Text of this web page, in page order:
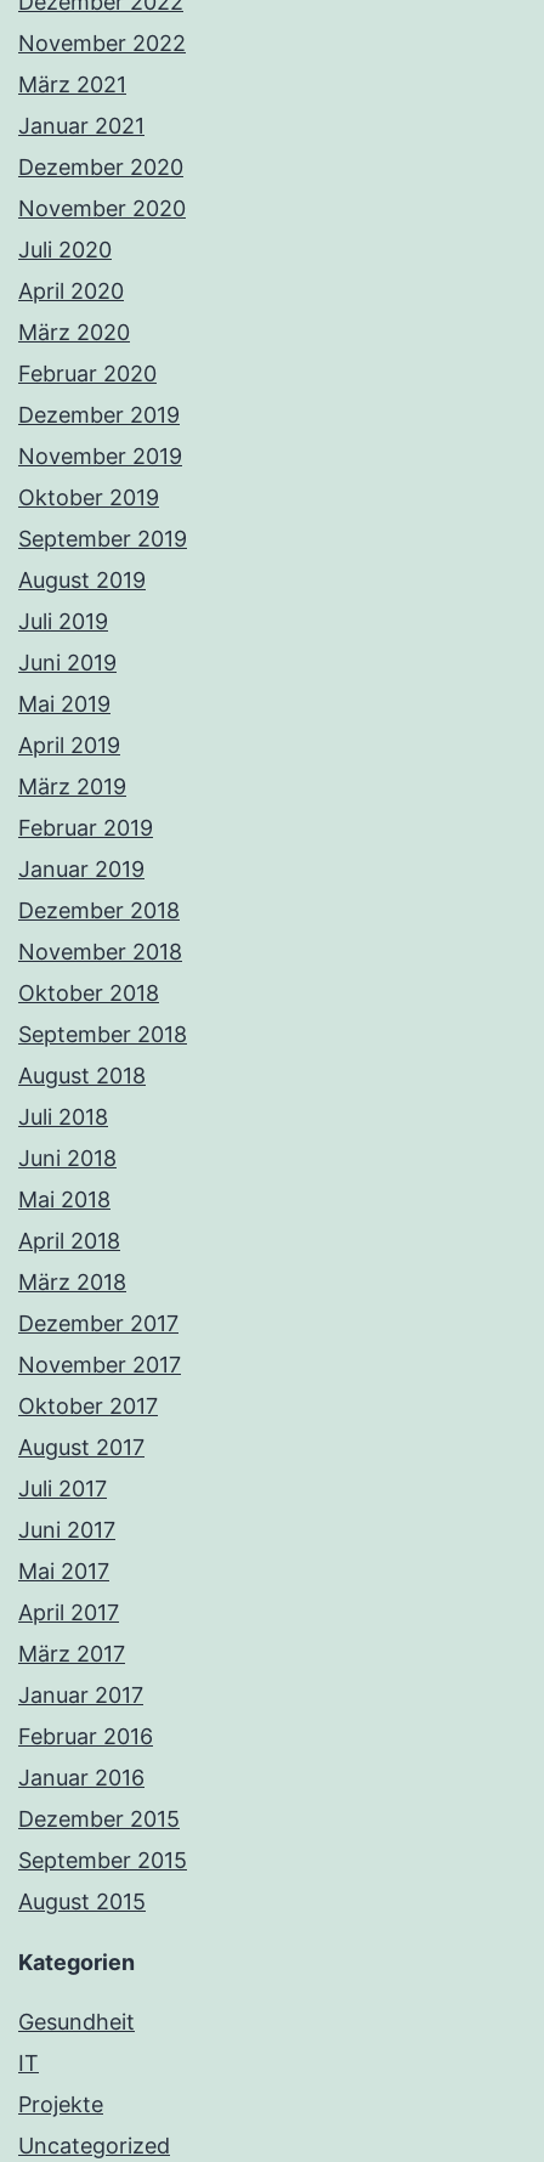
November 2022
März 2021
Januar 2021
Dezember 2020
November 2020
Juli 2020
April 2020
März 2020
Februar 2020
Dezember 2019
November 2019
Oktober 2019
September 2019
August 2019
Juli 2019
Juni 2019
Mai 2019
April 2019
März 2019
Februar 2019
Januar 2019
Dezember 2018
November 2018
Oktober 2018
September 2018
August 2018
Juli 2018
Juni 2018
Mai 2018
April 2018
März 2018
Dezember 2017
November 2017
Oktober 2017
August 2017
Juli 2017
Juni 2017
Mai 2017
April 2017
März 2017
Januar 2017
Februar 2016
Januar 2016
Dezember 2015
September 2015
August 2015
Kategorien
Gesundheit
IT
Projekte
Uncategorized